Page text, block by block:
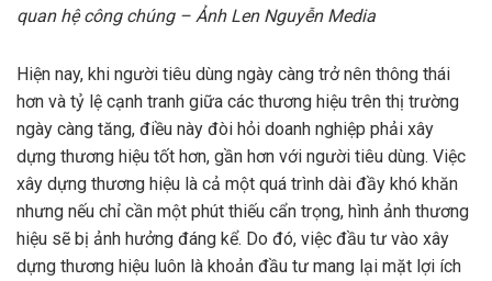
quan hệ công chúng – Ảnh Len Nguyễn Media
Hiện nay, khi người tiêu dùng ngày càng trở nên thông thái
hơn và tỷ lệ cạnh tranh giữa các thương hiệu trên thị trường
ngày càng tăng, điều này đòi hỏi doanh nghiệp phải xây
dựng thương hiệu tốt hơn, gần hơn với người tiêu dùng. Việc
xây dựng thương hiệu là cả một quá trình dài đầy khó khăn
nhưng nếu chỉ cần một phút thiếu cẩn trọng, hình ảnh thương
hiệu sẽ bị ảnh hưởng đáng kể. Do đó, việc đầu tư vào xây
dựng thương hiệu luôn là khoản đầu tư mang lại mặt lợi ích